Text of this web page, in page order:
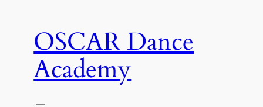
OSCAR Dance
Academy